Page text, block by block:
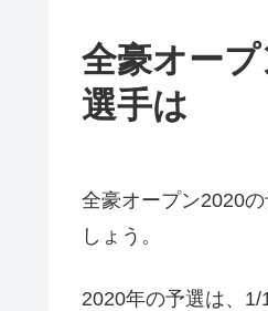
全豪オー
選手は
全豪オープン2020
しょう。
2020年の予選は、